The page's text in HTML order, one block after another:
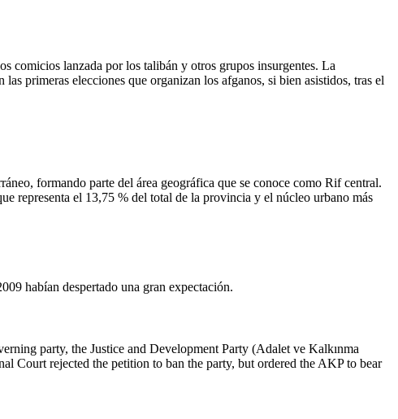
comicios lanzada por los talibán y otros grupos insurgentes. La
primeras elecciones que organizan los afganos, si bien asistidos, tras el
formando parte del área geográfica que se conoce como Rif central.
representa el 13,75 % del total de la provincia y el núcleo urbano más
habían despertado una gran expectación.
party, the Justice and Development Party (Adalet ve Kalkınma
Court rejected the petition to ban the party, but ordered the AKP to bear